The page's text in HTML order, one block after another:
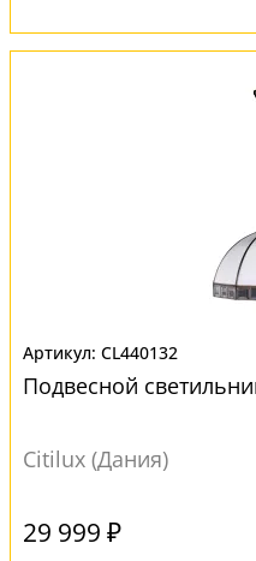
CL440132
Подвесной
Citilux (Дания)
29 999 ₽